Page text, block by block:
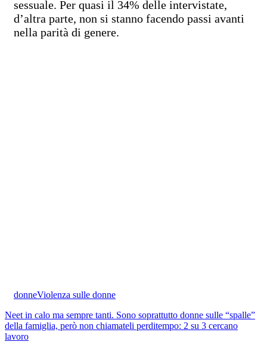
sessuale. Per quasi il 34% delle intervistate,
d’altra parte, non si stanno facendo passi avanti
nella parità di genere.
donneViolenza sulle donne
Neet in calo ma sempre tanti. Sono soprattutto donne sulle “spalle”
della famiglia, però non chiamateli perditempo: 2 su 3 cercano
lavoro